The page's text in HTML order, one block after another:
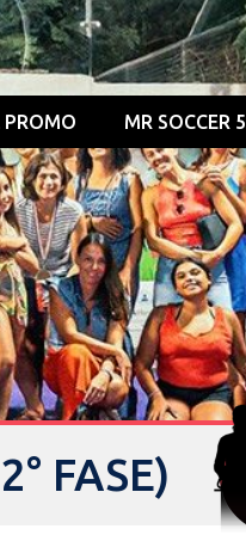
PROMO MR SOCCER 5
FASE)